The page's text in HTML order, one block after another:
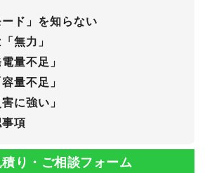
ード」を知らない
無力」
量不足」
量不足」
に強い」
項
り・ご相談フォーム